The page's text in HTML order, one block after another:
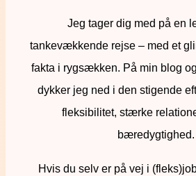
Jeg tager dig med på en
tankevækkende rejse – med et
fakta i rygsækken. På min blog
dykker jeg ned i den stigende
fleksibilitet, stærke
bæredygtighed.
Hvis du selv er på vej i